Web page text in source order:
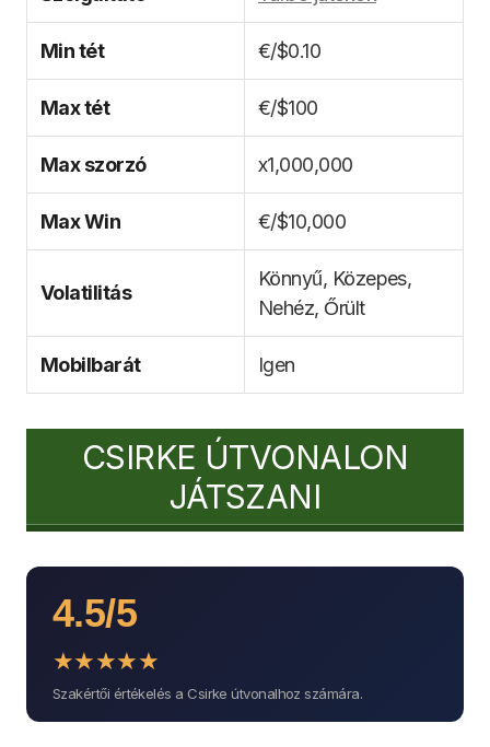
Min tét €/$0.10
Max tét €/$100
Max szorzó x1,000,000
Max Win €/$10,000
Volatilitás
Könnyű, Közepes,
Nehéz, Őrült
Mobilbarát Igen
CSIRKE ÚTVONALON
JÁTSZANI
4.5/5
★★★★★
Szakértői értékelés a Csirke útvonalhoz számára.